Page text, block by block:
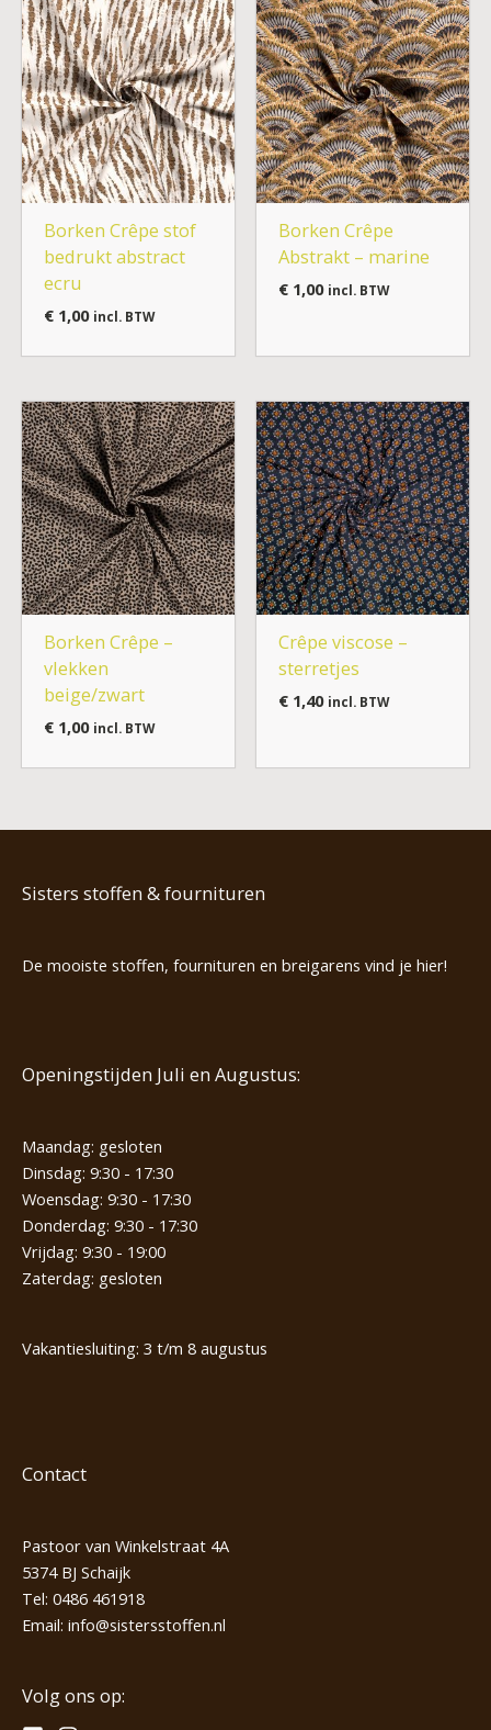
Borken Crêpe stof
bedrukt abstract
ecru
€1,00 incl. BTW
Borken Crêpe
Abstrakt – marine
€1,00 incl. BTW
Borken Crêpe –
vlekken
beige/zwart
€1,00 incl. BTW
Crêpe viscose –
sterretjes
€1,40 incl. BTW
Sisters stoffen & fournituren
De mooiste stoffen, fournituren en breigarens vind je hier!
Openingstijden Juli en Augustus:
Maandag: gesloten
Dinsdag: 9:30 - 17:30
Woensdag: 9:30 - 17:30
Donderdag: 9:30 - 17:30
Vrijdag: 9:30 - 19:00
Zaterdag: gesloten
Vakantiesluiting: 3 t/m 8 augustus
Contact
Pastoor van Winkelstraat 4A
5374 BJ Schaijk
Tel: 0486 461918
Email: info@sistersstoffen.nl
Volg ons op: